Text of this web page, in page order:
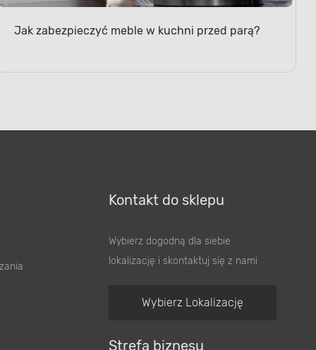
Jak zabezpieczyć meble w kuchni przed parą?
Kontakt do sklepu
Wybierz dogodną dla siebie
lokalizację i skontaktuj się z nami
Wybierz Lokalizację
Strefa biznesu